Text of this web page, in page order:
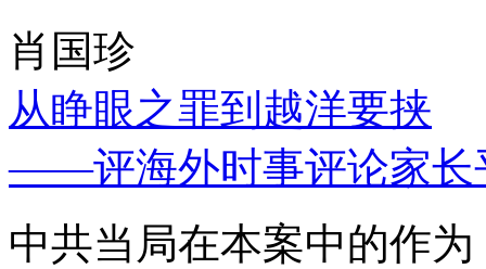
肖国珍
从睁眼之罪到越洋要挟
——评海外时事评论家长
中共当局在本案中的作